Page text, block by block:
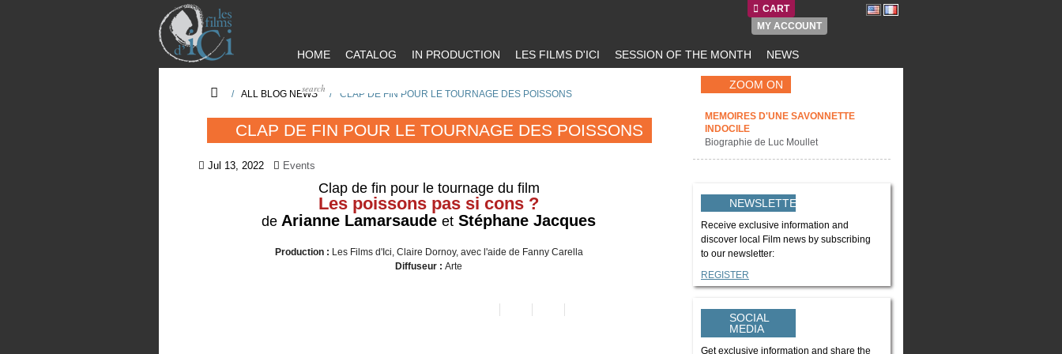
CART
MY ACCOUNT
HOME CATALOG IN PRODUCTION LES FILMS D'ICI SESSION OF THE MONTH NEWS
/ ALL BLOG NEWS / CLAP DE FIN POUR LE TOURNAGE DES POISSONS
CLAP DE FIN POUR LE TOURNAGE DES POISSONS
Jul 13, 2022 Events
Clap de fin pour le tournage du film
Les poissons pas si cons ?
de Arianne Lamarsaude et Stéphane Jacques
Production : Les Films d'Ici, Claire Dornoy, avec l'aide de Fanny Carella
Diffuseur : Arte
ZOOM ON
MEMOIRES D'UNE SAVONNETTE
INDOCILE
Biographie de Luc Moullet
NEWSLETTER
Receive exclusive information and
discover local Film news by subscribing
to our newsletter:
REGISTER
SOCIAL
MEDIA
Get exclusive information and share the